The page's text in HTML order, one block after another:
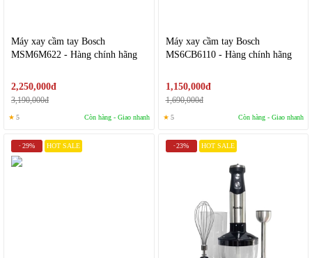
Máy xay cầm tay Bosch
MSM6M622 - Hàng chính hãng
2,250,000đ
3,190,000đ
★ 5 Còn hàng - Giao nhanh
Máy xay cầm tay Bosch
MS6CB6110 - Hàng chính hãng
1,150,000đ
1,690,000đ
★ 5 Còn hàng - Giao nhanh
- 29% HOT SALE -23% HOT SALE